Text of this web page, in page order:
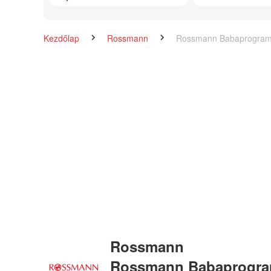
Kezdőlap Rossmann Rossmann
Rossmann
Rossmann